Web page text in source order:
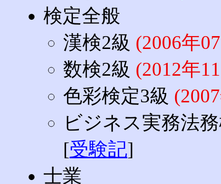
検定全般
漢検2級 (2006年
数検2級 (2012年
色彩検定3級
ビジネス実務法
[受験記]
士業